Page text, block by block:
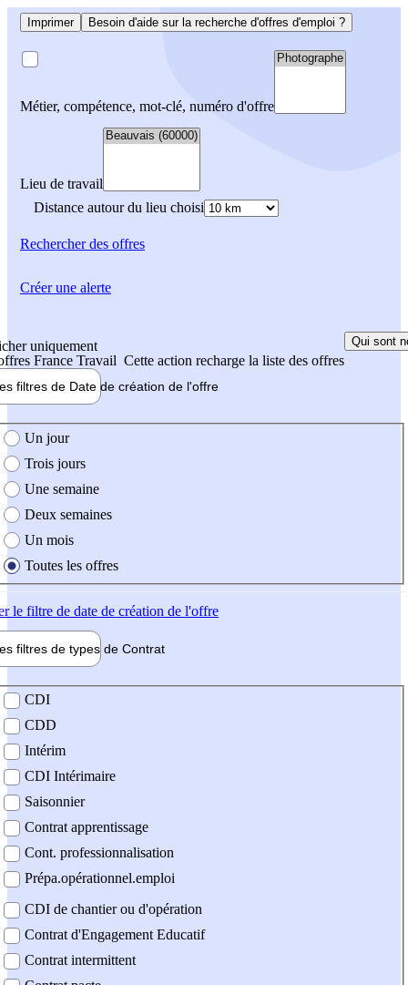
Imprimer Besoin d'aide sur la recherche d'offres d'emploi ?
Métier, compétence, mot-clé, numéro d'offre
Lieu de travail
Distance autour du lieu choisi
Rechercherdes offres
uniquement
France Travail Cette action recharge la liste des offres
Qui sont
filtres de Date de création de l'offre
création de l'offre
Un jour
Trois jours
Une semaine
Deux semaines
Un mois
Toutes les offres
le filtre de date de création de l'offre
filtres de types de Contrat
contrat
CDI
CDD
Intérim
CDI Intérimaire
Saisonnier
Contrat apprentissage
Cont. professionnalisation
Prépa.opérationnel.emploi
CDI de chantier ou d'opération
Contrat d'Engagement Educatif
Contrat intermittent
Créer une alerte